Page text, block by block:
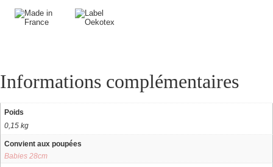
Informations complémentaires
Poids
0,15 kg
Convient aux poupées
Babies 28cm